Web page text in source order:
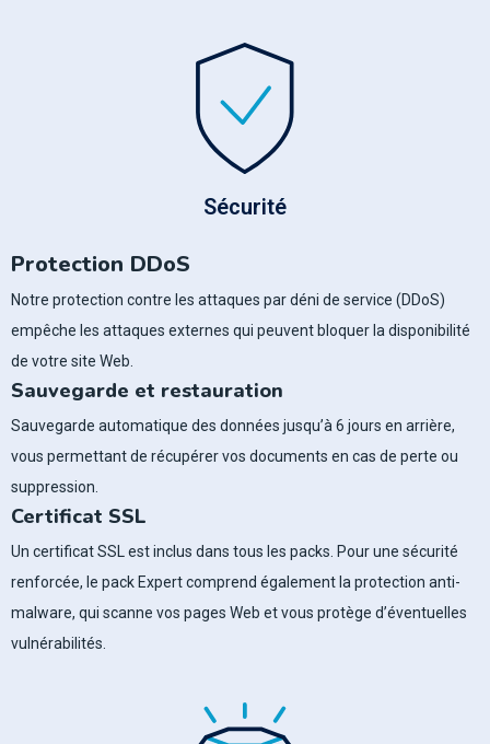
Sécurité
Protection DDoS
Notre protection contre les attaques par déni de service (DDoS)
empêche les attaques externes qui peuvent bloquer la disponibilité
de votre site Web.
Sauvegarde et restauration
Sauvegarde automatique des données jusqu’à 6 jours en arrière,
vous permettant de récupérer vos documents en cas de perte ou
suppression.
Certificat SSL
Un certificat SSL
est inclus dans tous les packs. Pour une sécurité
renforcée, le pack Expert comprend également la protection anti-
malware, qui scanne vos pages Web et vous protège d’éventuelles
vulnérabilités.